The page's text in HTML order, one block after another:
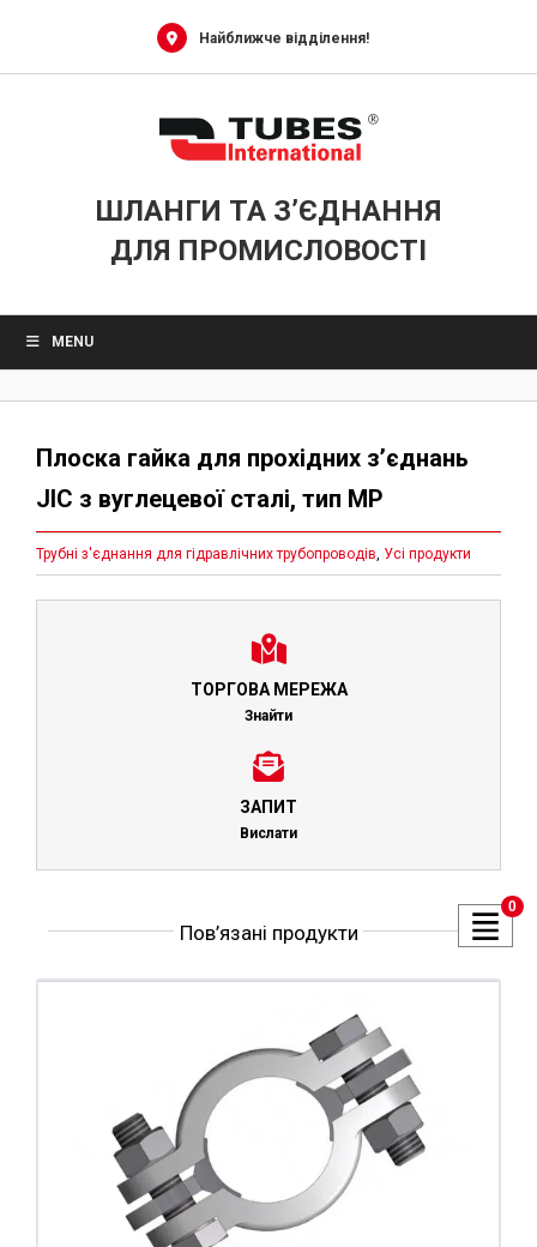
Найближче відділення!
ШЛАНГИ ТА З’ЄДНАННЯ
ДЛЯ ПРОМИСЛОВОСТІ
MENU
Плоска гайка для прохідних з’єднань
JIC з вуглецевої сталі, тип MP
Трубні з'єднання для гідравлічних трубопроводів, Усі продукти
ТОРГОВА МЕРЕЖА
Знайти
ЗАПИТ
Вислати
Пов’язані продукти
0